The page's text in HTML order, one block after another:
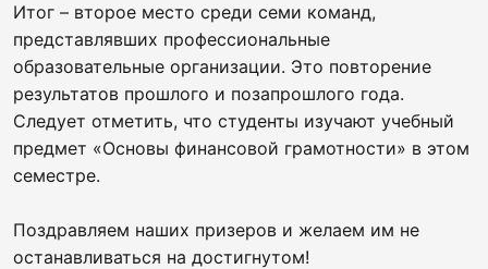
Итог – второе место среди семи команд,
представлявших профессиональные
образовательные организации. Это повторение
результатов прошлого и позапрошлого года.
Следует отметить, что студенты изучают учебный
предмет «Основы финансовой грамотности» в этом
семестре.
Поздравляем наших призеров и желаем им не
останавливаться на достигнутом!